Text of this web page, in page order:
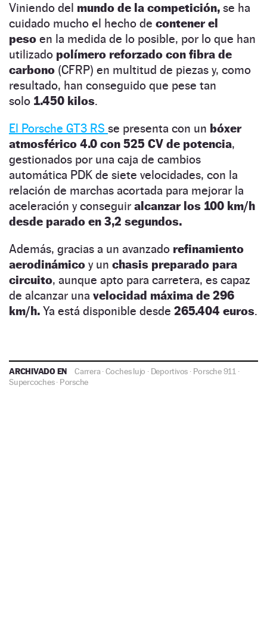
Viniendo del mundo de la competición, se ha
cuidado mucho el hecho de contener el
peso en la medida de lo posible, por lo que han
utilizado polímero reforzado con fibra de
carbono (CFRP) en multitud de piezas y, como
resultado, han conseguido que pese tan
solo 1.450 kilos.
El Porsche GT3 RS se presenta con un bóxer
atmosférico 4.0 con 525 CV de potencia,
gestionados por una caja de cambios
automática PDK de siete velocidades, con la
relación de marchas acortada para mejorar la
aceleración y conseguir alcanzar los 100 km/h
desde parado en 3,2 segundos.
Además, gracias a un avanzado refinamiento
aerodinámico y un chasis preparado para
circuito, aunque apto para carretera, es capaz
de alcanzar una velocidad máxima de 296
km/h. Ya está disponible desde 265.404 euros.
ARCHIVADO EN Carrera·Coches lujo · Deportivos · Porsche 911 ·
Supercoches· Porsche